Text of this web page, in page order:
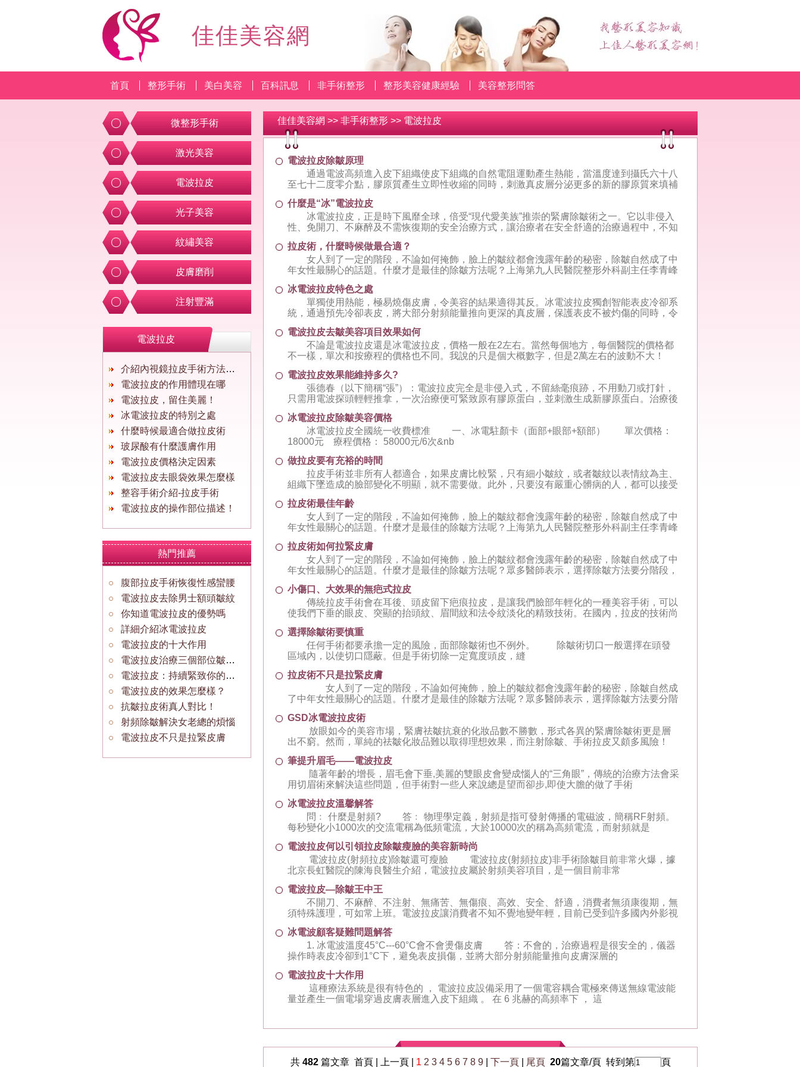
佳佳美容網
首頁 整形手術 美白美容 百科訊息 非手術整形 整形美容健康經驗 美容整形問答
佳佳美容網 >> 非手術整形 >> 電波拉皮
電波拉皮除皺原理
通過電波高頻進入皮下組織使皮下組織的自然電阻運動產生熱能，當溫度達到攝氏六十八
至七十二度零介點，膠原質產生立即性收縮的同時，刺激真皮層分泌更多的新的膠原質來填補
什麼是“冰”電波拉皮
冰電波拉皮，正是時下風靡全球，倍受“現代愛美族”推崇的緊膚除皺術之一。它以非侵入
性、免開刀、不麻醉及不需恢復期的安全治療方式，讓治療者在安全舒適的治療過程中，不知
拉皮術，什麼時候做最合適？
女人到了一定的階段，不論如何掩飾，臉上的皺紋都會洩露年齡的秘密，除皺自然成了中
年女性最關心的話題。什麼才是最佳的除皺方法呢？上海第九人民醫院整形外科副主任李青峰
冰電波拉皮特色之處
單獨使用熱能，極易燒傷皮膚，令美容的結果適得其反。冰電波拉皮獨創智能表皮冷卻系
統，通過預先冷卻表皮，將大部分射頻能量推向更深的真皮層，保護表皮不被灼傷的同時，令
電波拉皮去皺美容項目效果如何
不論是電波拉皮還是冰電波拉皮，價格一般在2左右。當然每個地方，每個醫院的價格都
不一樣，單次和按療程的價格也不同。我說的只是個大概數字，但是2萬左右的波動不大！
電波拉皮效果能維持多久?
張德春（以下簡稱“張”）：電波拉皮完全是非侵入式，不留絲毫痕跡，不用動刀或打針，
只需用電波探頭輕輕推拿，一次治療便可緊致原有膠原蛋白，並刺激生成新膠原蛋白。治療後
冰電波拉皮除皺美容價格
冰電波拉皮全國統一收費標准 一、冰電駐顏卡（面部+眼部+額部） 單次價格：
18000元 療程價格： 58000元/6次&nb
做拉皮要有充裕的時間
拉皮手術並非所有人都適合，如果皮膚比較緊，只有細小皺紋，或者皺紋以表情紋為主、
組織下墜造成的臉部變化不明顯，就不需要做。此外，只要沒有嚴重心髒病的人，都可以接受
拉皮術最佳年齡
女人到了一定的階段，不論如何掩飾，臉上的皺紋都會洩露年齡的秘密，除皺自然成了中
年女性最關心的話題。什麼才是最佳的除皺方法呢？上海第九人民醫院整形外科副主任李青峰
拉皮術如何拉緊皮膚
女人到了一定的階段，不論如何掩飾，臉上的皺紋都會洩露年齡的秘密，除皺自然成了中
年女性最關心的話題。什麼才是最佳的除皺方法呢？眾多醫師表示，選擇除皺方法要分階段，
小傷口、大效果的無疤式拉皮
傳統拉皮手術會在耳後、頭皮留下疤痕拉皮，是讓我們臉部年輕化的一種美容手術，可以
使我們下垂的眼皮、突顯的抬頭紋、眉間紋和法令紋淡化的精致技術。在國內，拉皮的技術尚
選擇除皺術要慎重
任何手術都要承擔一定的風險，面部除皺術也不例外。 除皺術切口一般選擇在頭發
區域內，以使切口隱蔽。但是手術切除一定寬度頭皮，縫
拉皮術不只是拉緊皮膚
女人到了一定的階段，不論如何掩飾，臉上的皺紋都會洩露年齡的秘密，除皺自然成
了中年女性最關心的話題。什麼才是最佳的除皺方法呢？眾多醫師表示，選擇除皺方法要分階
GSD冰電波拉皮術
放眼如今的美容市場，緊膚祛皺抗衰的化妝品數不勝數，形式各異的緊膚除皺術更是層
出不窮。然而，單純的祛皺化妝品難以取得理想效果，而注射除皺、手術拉皮又頗多風險！
筆提升眉毛——電波拉皮
隨著年齡的增長，眉毛會下垂,美麗的雙眼皮會變成惱人的“三角眼”，傳統的治療方法會采
用切眉術來解決這些問題，但手術對一些人來說總是望而卻步,即使大膽的做了手術
冰電波拉皮溫馨解答
問﹕ 什麼是射頻? 答﹕ 物理學定義，射頻是指可發射傳播的電磁波，簡稱RF射頻。
每秒變化小1000次的交流電稱為低頻電流，大於10000次的稱為高頻電流，而射頻就是
電波拉皮何以引領拉皮除皺瘦臉的美容新時尚
電波拉皮(射頻拉皮)除皺還可瘦臉 電波拉皮(射頻拉皮)非手術除皺目前非常火爆，據
北京長虹醫院的陳海良醫生介紹，電波拉皮屬於射頻美容項目，是一個目前非常
電波拉皮—除皺王中王
不開刀、不麻醉、不注射、無痛苦、無傷痕、高效、安全、舒適，消費者無須康復期，無
須特殊護理，可如常上班。電波拉皮讓消費者不知不覺地變年輕，目前已受到許多國內外影視
冰電波顧客疑難問題解答
1. 冰電波溫度45°C---60°C會不會燙傷皮膚 答：不會的，治療過程是很安全的，儀器
操作時表皮冷卻到1°C下，避免表皮損傷，並將大部分射頻能量推向皮膚深層的
電波拉皮十大作用
這種療法系統是很有特色的 ， 電波拉皮設備采用了一個電容耦合電極來傳送無線電波能
量並產生一個電場穿過皮膚表層進入皮下組織 。 在 6 兆赫的高頻率下 ， 這
共 482篇文章 首頁 | 上一頁 | 1 2 3 4 5 6 7 8 9| 下一頁| 尾頁 20篇文章/頁 转到第 頁
微整形手術
激光美容
電波拉皮
光子美容
紋繡美容
皮膚磨削
注射豐滿
電波拉皮
介紹內視鏡拉皮手術方法介紹
電波拉皮的作用體現在哪
電波拉皮，留住美麗！
冰電波拉皮的特別之處
什麼時候最適合做拉皮術
玻尿酸有什麼護膚作用
電波拉皮價格決定因素
電波拉皮去眼袋效果怎麼樣
整容手術介紹-拉皮手術
電波拉皮的操作部位描述！
熱門推薦
腹部拉皮手術恢復性感蠻腰
電波拉皮去除男士額頭皺紋
你知道電波拉皮的優勢嗎
詳細介紹冰電波拉皮
電波拉皮的十大作用
電波拉皮治療三個部位皺紋效果最佳
電波拉皮：持續緊致你的皮膚
電波拉皮的效果怎麼樣？
抗皺拉皮術真人對比！
射頻除皺解決女老總的煩惱
電波拉皮不只是拉緊皮膚